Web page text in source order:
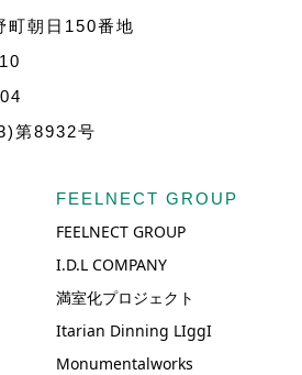
町朝日150番地
第8932号
FEELNECT GROUP
FEELNECT GROUP
I.D.L COMPANY
満室化プロジェクト
Itarian Dinning LIggI
Monumentalworks